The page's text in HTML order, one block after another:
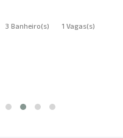
3 Banheiro(s) 1 Vagas(s)